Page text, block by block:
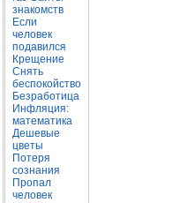
знакомств
Если
человек
подавился
Крещение
Снять
беспокойство
Безработица
Инфляция:
математика
Дешевые
цветы
Потеря
сознания
Пропал
человек